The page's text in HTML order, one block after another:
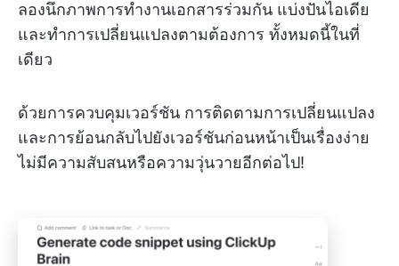
ลองนึกภาพการทำงานเอกสารร่วมกัน แบ่งปันไอเดีย
และทำการเปลี่ยนแปลงตามต้องการ ทั้งหมดนี้ในที่
เดียว
ด้วยการควบคุมเวอร์ชัน การติดตามการเปลี่ยนแปลง
และการย้อนกลับไปยังเวอร์ชันก่อนหน้าเป็นเรื่องง่าย
ไม่มีความสับสนหรือความวุ่นวายอีกต่อไป!